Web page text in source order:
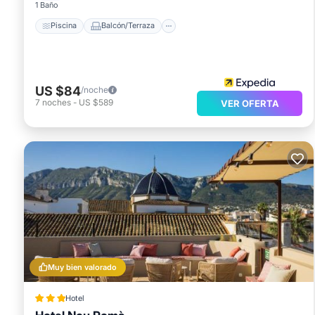
1 Baño
Piscina Balcón/Terraza
US $84/noche
7 noches - US $589 VER OFERTA
Muy bien valorado
Hotel